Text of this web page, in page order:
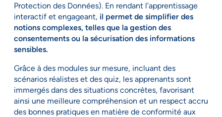
Protection des Données). En rendant l’apprentissage
interactif et engageant, il permet de simplifier des
notions complexes, telles que la gestion des
consentements ou la sécurisation des informations
sensibles.
Grâce à des modules sur mesure, incluant des
scénarios réalistes et des quiz, les apprenants sont
immergés dans des situations concrètes, favorisant
ainsi une meilleure compréhension et un respect accru
des bonnes pratiques en matière de conformité aux